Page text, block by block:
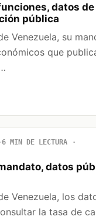
datos de
pública
Venezuela, su
que
6 MIN DE LECTURA
datos
Venezuela, los
la tasa de